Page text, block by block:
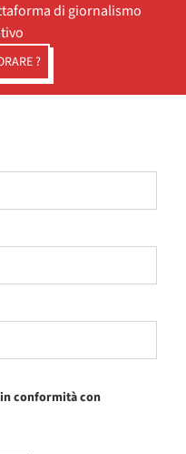
di giornalismo
?
conformità con